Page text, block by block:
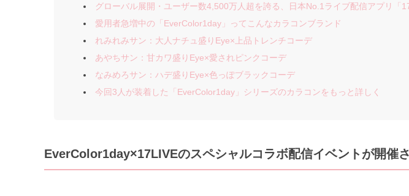
グローバル展開・ユーザー数4,500万人超を誇る、日本No.1ライブ配信アプリ「
愛用者急増中の「EverColor1day」ってこんなカラコンブランド
れみれみサン：大人ナチュ盛りEye×上品トレンチコーデ
あやちサン：甘カワ盛りEye×愛されピンクコーデ
なみめろサン：ハデ盛りEye×色っぽブラックコーデ
今回3人が装着した「EverColor1day」シリーズのカラコンをもっと詳しく
EverColor1day×17LIVEのスペシャルコラボ配信イベントが開催